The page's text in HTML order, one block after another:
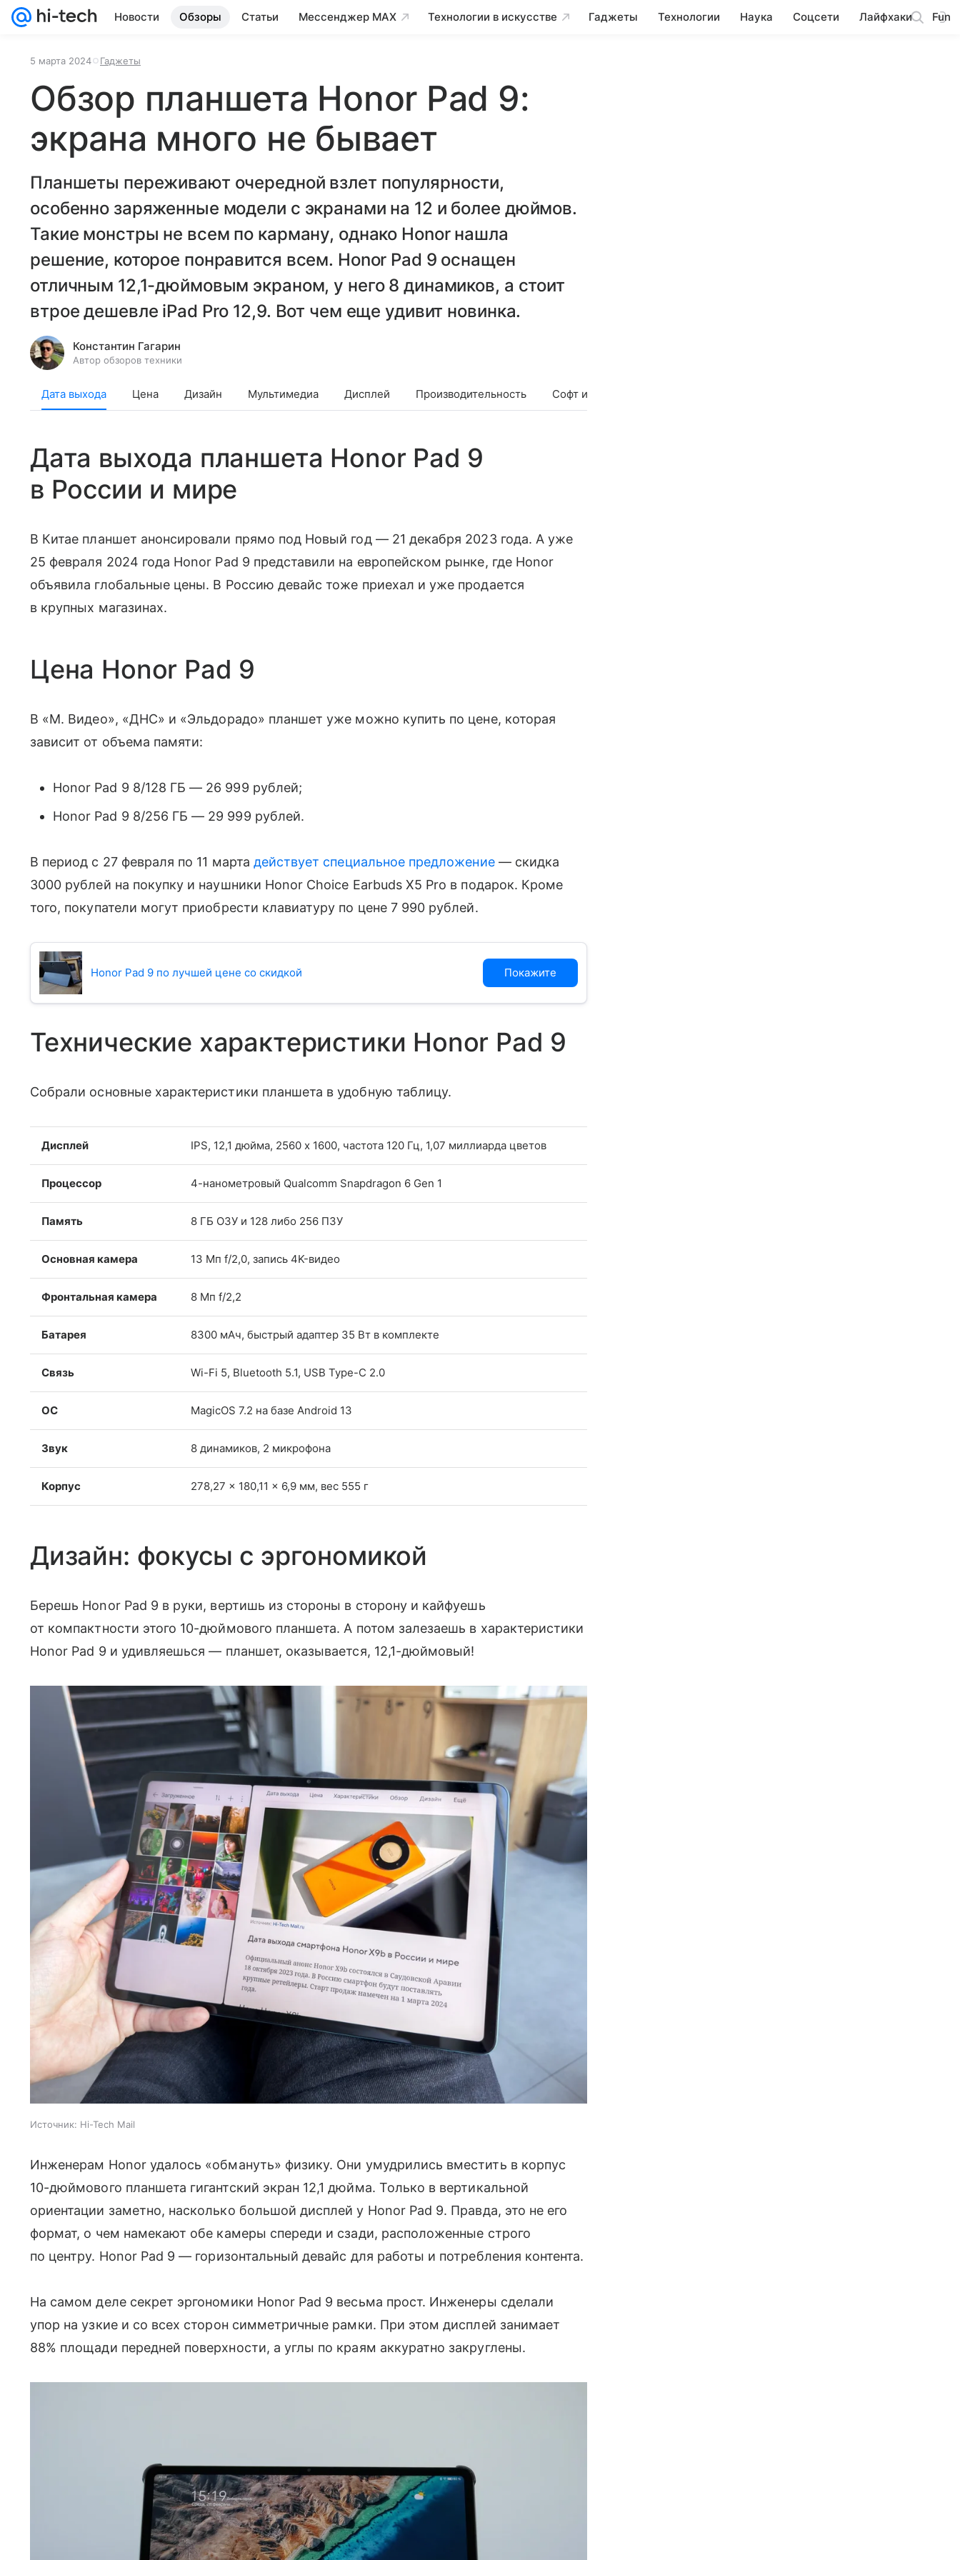
Новости Обзоры Статьи Мессенджер MAX Технологии в искусстве Гаджеты Технологии Наука Соцсети Лайфхаки Fun
5 марта 2024 Гаджеты
Обзор планшета Honor Pad 9:
экрана много не бывает
Планшеты переживают очередной взлет популярности,
особенно заряженные модели с экранами на 12 и более дюймов.
Такие монстры не всем по карману, однако Honor нашла
решение, которое понравится всем. Honor Pad 9 оснащен
отличным 12,1-дюймовым экраном, у него 8 динамиков, а стоит
втрое дешевле iPad Pro 12,9. Вот чем еще удивит новинка.
Константин Гагарин
Автор обзоров техники
Дата выхода Цена Дизайн Мультимедиа Дисплей Производительность Софт и экосистема
Дата выхода планшета Honor Pad 9
в России и мире
В Китае планшет анонсировали прямо под Новый год — 21 декабря 2023 года. А уже
25 февраля 2024 года Honor Pad 9 представили на европейском рынке, где Honor
объявила глобальные цены. В Россию девайс тоже приехал и уже продается
в крупных магазинах.
Цена Honor Pad 9
В «М. Видео», «ДНС» и «Эльдорадо» планшет уже можно купить по цене, которая
зависит от объема памяти:
Honor Pad 9 8/128 ГБ — 26 999 рублей;
Honor Pad 9 8/256 ГБ — 29 999 рублей.
В период с 27 февраля по 11 марта действует специальное предложение— скидка
3000 рублей на покупку и наушники Honor Choice Earbuds X5 Pro в подарок. Кроме
того, покупатели могут приобрести клавиатуру по цене 7 990 рублей.
Honor Pad 9 по лучшей цене со скидкой Покажите
Технические характеристики Honor Pad 9
Собрали основные характеристики планшета в удобную таблицу.
Дисплей IPS, 12,1 дюйма, 2560 x 1600, частота 120 Гц, 1,07 миллиарда цветов
Процессор 4-нанометровый Qualcomm Snapdragon 6 Gen 1
Память 8 ГБ ОЗУ и 128 либо 256 ПЗУ
Основная камера 13 Мп f/2,0, запись 4K-видео
Фронтальная камера 8 Мп f/2,2
Батарея 8300 мАч, быстрый адаптер 35 Вт в комплекте
Связь Wi-Fi 5, Bluetooth 5.1, USB Type-C 2.0
ОС MagicOS 7.2 на базе Android 13
Звук 8 динамиков, 2 микрофона
Корпус 278,27 x 180,11 x 6,9 мм, вес 555 г
Дизайн: фокусы с эргономикой
Берешь Honor Pad 9 в руки, вертишь из стороны в сторону и кайфуешь
от компактности этого 10-дюймового планшета. А потом залезаешь в характеристики
Honor Pad 9 и удивляешься — планшет, оказывается, 12,1-дюймовый!
Источник: Hi-Tech Mail
Инженерам Honor удалось «обмануть» физику. Они умудрились вместить в корпус
10-дюймового планшета гигантский экран 12,1 дюйма. Только в вертикальной
ориентации заметно, насколько большой дисплей у Honor Pad 9. Правда, это не его
формат, о чем намекают обе камеры спереди и сзади, расположенные строго
по центру. Honor Pad 9 — горизонтальный девайс для работы и потребления контента.
На самом деле секрет эргономики Honor Pad 9 весьма прост. Инженеры сделали
упор на узкие и со всех сторон симметричные рамки. При этом дисплей занимает
88% площади передней поверхности, а углы по краям аккуратно закруглены.